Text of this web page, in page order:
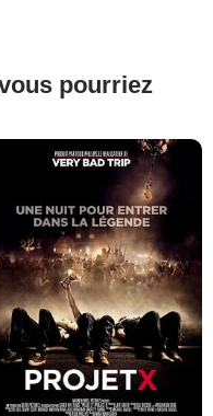
pourriez